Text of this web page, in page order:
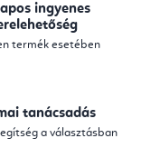
ingyenes
termék esetében
tanácsadás
a választásban